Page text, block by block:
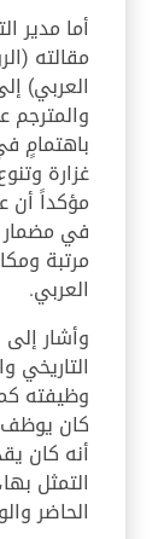
أما مدير
مقالته
العربي)
والمترجم
باهتمامٍ
غزارة
مؤكداً أن
في مضمار
مرتبة
العربي.
وأشار
التاريخي
وظيفته
كان يوظف
أنه كان
التمثل
الحاضر